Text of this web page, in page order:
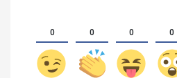
0 0 0 0